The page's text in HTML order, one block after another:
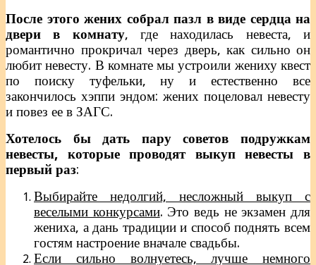
После этого жених собрал пазл в виде сердца на
двери в комнату, где находилась невеста, и
романтично прокричал через дверь, как сильно он
любит невесту. В комнате мы устроили жениху квест
по поиску туфельки, ну и естественно все
закончилось хэппи эндом: жених поцеловал невесту
и повез ее в ЗАГС.
Хотелось бы дать пару советов подружкам
невесты, которые проводят выкуп невесты в
первый раз:
Выбирайте недолгий, несложный выкуп с
веселыми конкурсами. Это ведь не экзамен для
жениха, а дань традиции и способ поднять всем
гостям настроение вначале свадьбы.
Если сильно волнуетесь, лучше немного